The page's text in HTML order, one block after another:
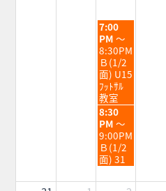
水
曜
日,
8
月
26th
2026
7:00
PM ～
8:30PM
Ｂ(1/2
面) U15
ﾌｯﾄｻﾙ
教室
水
曜
日,
8
月
26th
2026
8:30
PM ～
9:00PM
Ｂ(1/2
面) 31